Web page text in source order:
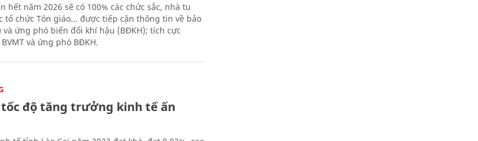
hết năm 2026 sẽ có 100% các chức sắc, nhà tu
tổ chức Tôn giáo... được tiếp cận thông tin về bảo
và ứng phó biến đổi khí hậu (BĐKH); tích cực
và ứng phó BĐKH.
tốc độ tăng trưởng kinh tế ấn